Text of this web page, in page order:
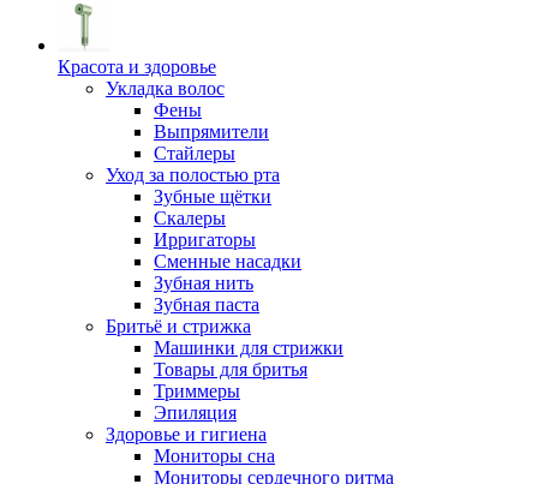
Красота и здоровье
Укладка волос
Фены
Выпрямители
Стайлеры
Уход за полостью рта
Зубные щётки
Скалеры
Ирригаторы
Сменные насадки
Зубная нить
Зубная паста
Бритьё и стрижка
Машинки для стрижки
Товары для бритья
Триммеры
Эпиляция
Здоровье и гигиена
Мониторы сна
Мониторы сердечного ритма